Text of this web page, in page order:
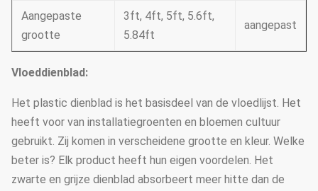
Aangepaste
grootte
3ft, 4ft, 5ft, 5.6ft,
5.84ft
aangepast
Vloeddienblad:
Het plastic dienblad is het basisdeel van de vloedlijst. Het
heeft voor van installatiegroenten en bloemen cultuur
gebruikt. Zij komen in verscheidene grootte en kleur. Welke
beter is? Elk product heeft hun eigen voordelen. Het
zwarte en grijze dienblad absorbeert meer hitte dan de